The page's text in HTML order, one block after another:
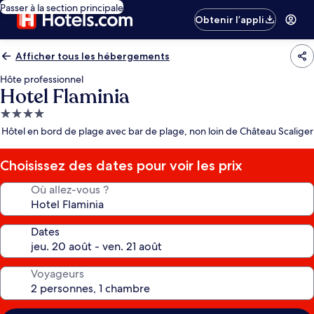
Passer à la section principale
Obtenir l’appli
Afficher tous les hébergements
Hôte professionnel
Hotel Flaminia
Hébergement
4.0 étoiles
Hôtel en bord de plage avec bar de plage, non loin de Château Scaliger
Choisissez des dates pour voir les prix
Où allez-vous ?
Dates
Voyageurs